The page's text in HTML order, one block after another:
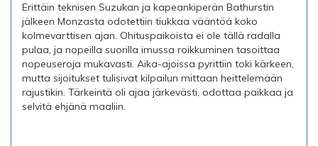
Erittäin teknisen Suzukan ja kapeankiperän Bathurstin
jälkeen Monzasta odotettiin tiukkaa vääntöä koko
kolmevarttisen ajan. Ohituspaikoista ei ole tällä radalla
pulaa, ja nopeilla suorilla imussa roikkuminen tasoittaa
nopeuseroja mukavasti. Aika-ajoissa pyrittiin toki kärkeen,
mutta sijoitukset tulisivat kilpailun mittaan heittelemään
rajustikin. Tärkeintä oli ajaa järkevästi, odottaa paikkaa ja
selvitä ehjänä maaliin.